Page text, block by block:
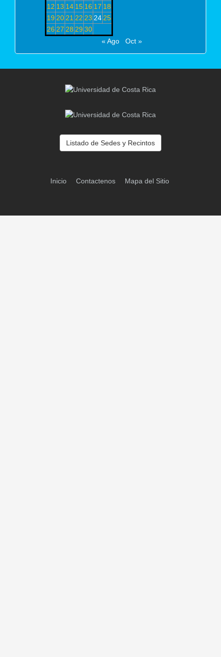
12 13 14 15 16 17 18
19202122 23 2425
2627 282930
« Ago
Oct »
Listado de Sedes y Recintos
Inicio Contactenos Mapa del Sitio